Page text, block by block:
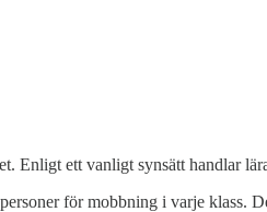
ett vanligt synsätt handlar
för mobbning i varje klass.